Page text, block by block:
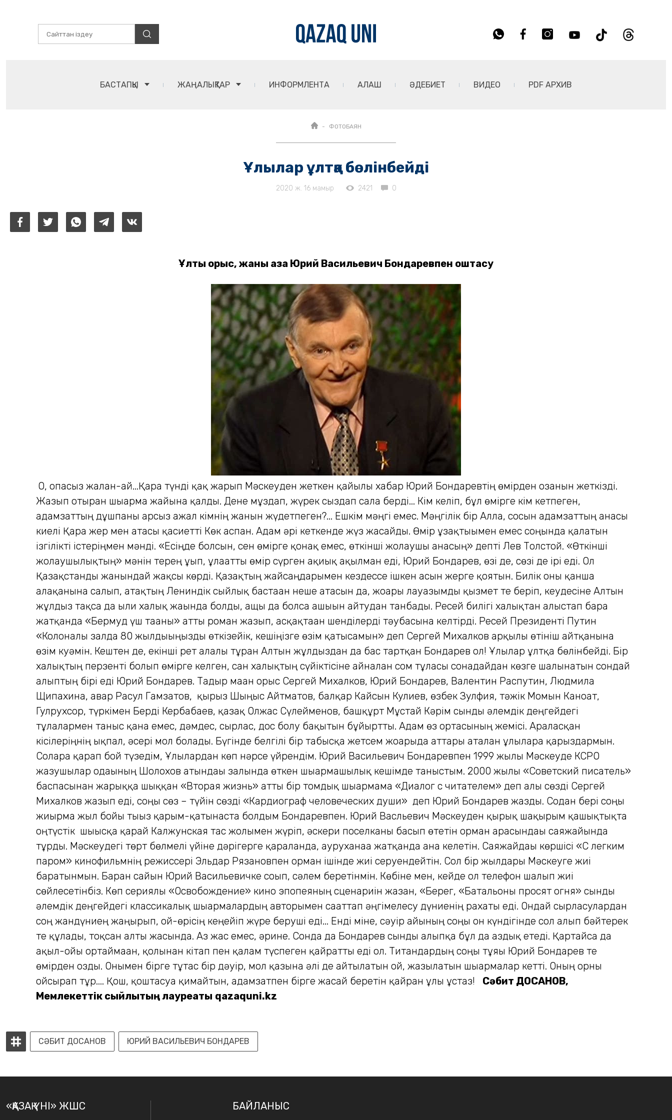
БАСТАПҚЫ ЖАҢАЛЫҚТАР ИНФОРМЛЕНТА АЛАШ ӘДЕБИЕТ ВИДЕО PDF АРХИВ
ФОТОБАЯН
Ұлылар ұлтқа бөлінбейді
2020 ж. 16 мамыр 2421 0
Ұлты орыс, жаны қазақ Юрий Васильевич Бондаревпен қоштасу
О, опасыз жалған-ай...Қара түнді қақ жарып Мәскеуден жеткен қайғылы хабар Юрий Бондаревтің өмірден озғанын жеткізді.
Жазып отырған шығарма жайына қалды. Дене мұздап, жүрек сыздап сала берді... Кім келіп, бұл өмірге кім кетпеген,
адамзаттың дұшпаны арсыз ажал кімнің жанын жүдетпеген?... Ешкім мәңгі емес. Мәңгілік бір Алла, сосын адамзаттың анасы
киелі Қара жер мен атасы қасиетті Көк аспан. Адам әрі кеткенде жүз жасайды. Өмір ұзақтығымен емес соңында қалатын
ізгілікті істеріңмен мәнді. «Есіңде болсын, сен өмірге қонақ емес, өткінші жолаушы ғанасың» депті Лев Толстой. «Өткінші
жолаушылықтың» мәнін терең ұғып, ұлағатты өмір сүрген ақиық ақылман еді, Юрий Бондарев, өзі де, сөзі де ірі еді. Ол
Қазақстанды жанындай жақсы көрді. Қазақтың жайсаңдарымен кездессе ішкен асын жерге қоятын. Билік оны қанша
алақанына салып, атақтың Лениндік сыйлық бастаған неше атасын да, жоғары лауазымды қызмет те беріп, кеудесіне Алтын
жұлдыз тақса да ылғи халық жағында болды, ащы да болса ашығын айтудан танбады. Ресей билігі халықтан алыстап бара
жатқанда «Бермуд үш тағаны» атты роман жазып, асқақтаған шенділерді тәубасына келтірді. Ресей Президенті Путин
«Колоналы залда 80 жылдығыңызды өткізейік, кешіңізге өзім қатысамын» деп Сергей Михалков арқылы өтініш айтқанына
өзім куәмін. Кештен де, екінші рет алғалы тұрған Алтын жұлдыздан да бас тартқан Бондарев ол! Ұлылар ұлтқа бөлінбейді. Бір
халықтың перзенті болып өмірге келген, сан халықтың сүйіктісіне айналған сом тұлғасы сонадайдан көзге шалынатын сондай
алыптың бірі еді Юрий Бондарев. Тағдыр маған орыс Сергей Михалков, Юрий Бондарев, Валентин Распутин, Людмила
Щипахина, авар Расул Гамзатов, қырғыз Шыңғыс Айтматов, балқар Кайсын Кулиев, өзбек Зулфия, тәжік Момын Каноат,
Гулрухсор, түркімен Берді Кербабаев, қазақ Олжас Сүлейменов, башқұрт Мұстай Кәрім сынды әлемдік деңгейдегі
тұлғалармен таныс қана емес, дәмдес, сырлас, дос болу бақытын бұйыртты. Адам өз ортасының жемісі. Араласқан
кісілеріңнің ықпал, әсері мол болады. Бүгінде белгілі бір табысқа жетсем жоғарыда аттары аталған ұлыларға қарыздармын.
Соларға қарап бой түзедім, Ұлылардан көп нәрсе үйрендім. Юрий Васильевич Бондаревпен 1999 жылы Мәскеуде КСРО
жазушылар одағының Шолохов атындағы залында өткен шығармашылық кешімде таныстым. 2000 жылы «Советский писатель»
баспасынан жарыққа шыққан «Вторая жизнь» атты бір томдық шығармама «Диалог с читателем» деп алғы сөзді Сергей
Михалков жазып еді, соңғы сөз – түйін сөзді «Кардиограф человеческих души» деп Юрий Бондарев жазды. Содан бері соңғы
жиырма жыл бойы тығыз қарым-қатынаста болдым Бондаревпен. Юрий Васльевич Мәскеуден қырық шақырым қашықтықта
оңтүстік шығысқа қарай Калжунская тас жолымен жүріп, әскери поселканы басып өтетін орман арасындағы саяжайында
тұрды. Мәскеудегі төрт бөлмелі үйіне дәрігерге қаралғанда, ауруханаға жатқанда ғана келетін. Саяжайдағы көршісі «С легким
паром» кинофильмнің режиссері Эльдар Рязановпен орман ішінде жиі серуендейтін. Сол бір жылдары Мәскеуге жиі
баратынмын. Барған сайын Юрий Васильевичке соғып, сәлем беретінмін. Көбіне мен, кейде ол телефон шалып жиі
сөйлесетінбіз. Көп сериялы «Освобождение» кино эпопеяның сценариін жазған, «Берег, «Батальоны просят огня» сынды
әлемдік деңгейдегі классикалық шығармалардың авторымен сағаттап әңгімелесу дүниенің рахаты еді. Ондай сырласулардан
соң жандүниең жаңғырып, ой-өрісің кеңейіп жүре беруші еді... Енді міне, сәуір айының соңғы он күндігінде сол алып бәйтерек
те құлады, тоқсан алты жасында. Аз жас емес, әрине. Сонда да Бондарев сынды алыпқа бұл да аздық етеді. Қартайса да
ақыл-ойы ортаймаған, қолынан кітап пен қалам түспеген қайратты еді ол. Титандардың соңғы тұяғы Юрий Бондарев те
өмірден озды. Онымен бірге тұтас бір дәуір, мол қазына әлі де айтылатын ой, жазылатын шығармалар кетті. Оның орны
ойсырап тұр.... Қош, қоштасуға қимайтын, адамзатпен бірге жасай беретін қайран ұлы ұстаз! Сәбит ДОСАНОВ,
Мемлекеттік сыйлықтың лауреаты qazaquni.kz
СӘБИТ ДОСАНОВ ЮРИЙ ВАСИЛЬЕВИЧ БОНДАРЕВ
«ҚАЗАҚ ҮНІ» ЖШС БАЙЛАНЫС